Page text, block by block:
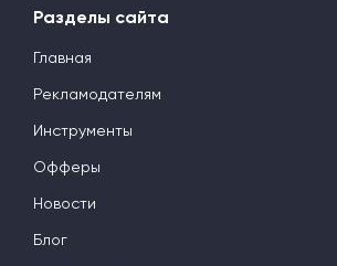
Разделы сайта
Главная
Рекламодателям
Инструменты
Офферы
Новости
Блог